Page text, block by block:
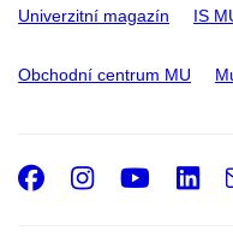
Univerzitní magazín IS
Obchodní centrum MU
Facebook